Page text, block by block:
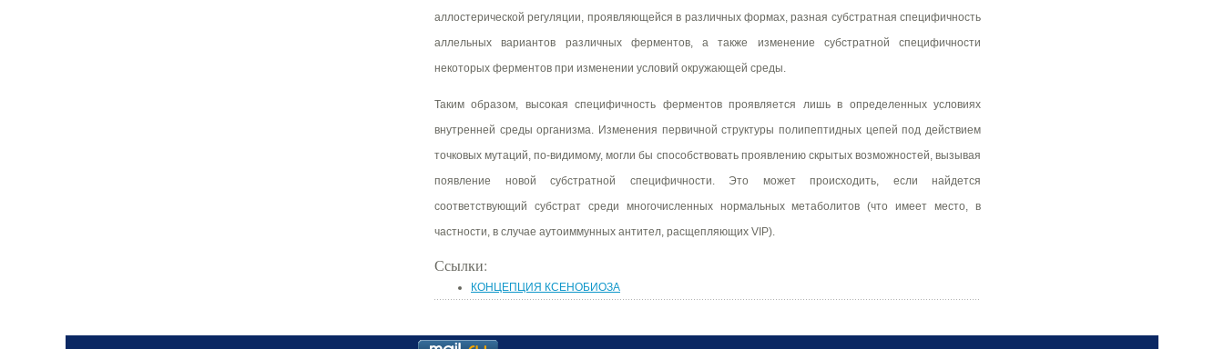
аллостерической регуляции, проявляющейся в различных формах, разная субстратная специфичность
аллельных вариантов различных ферментов, а также изменение субстратной специфичности
некоторых ферментов при изменении условий окружающей среды.
Таким образом, высокая специфичность ферментов проявляется лишь в определенных условиях
внутренней среды организма. Изменения первичной структуры полипептидных цепей под действием
точковых мутаций, по-видимому, могли бы способствовать проявлению скрытых возможностей, вызывая
появление новой субстратной специфичности. Это может происходить, если найдется
соответствующий субстрат среди многочисленных нормальных метаболитов (что имеет место, в
частности, в случае аутоиммунных антител, расщепляющих VIP).
Ссылки:
КОНЦЕПЦИЯ КСЕНОБИОЗА